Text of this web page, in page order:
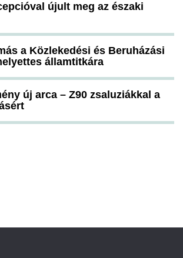
újult meg az északi
a Közlekedési és Beruházási
államtitkára
új arca – Z90 zsaluziákkal a